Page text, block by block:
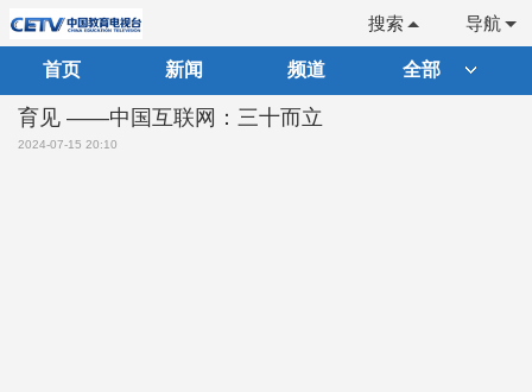
导航
搜索
首页 新闻 频道 全部
育见 ——中国互联网：三十而立
2024-07-15 20:10